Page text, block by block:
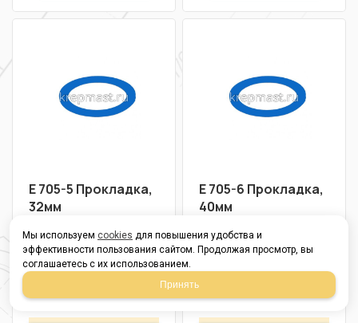
Е 705-5 Прокладка,
32мм
в наличии
В упаковке 25
Е 705-6 Прокладка,
40мм
в наличии
В упаковке 25
Мы используем cookies для повышения удобства и
эффективности пользования сайтом. Продолжая просмотр, вы
соглашаетесь с их использованием.
Принять